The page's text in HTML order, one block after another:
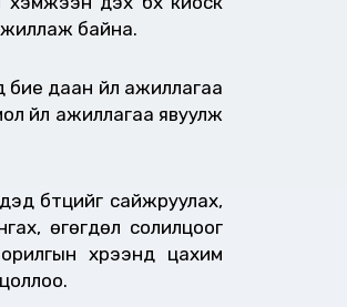
байна.
даан үйл ажиллагаа
үйл ажиллагаа явуулж
бүтцийг сайжруулах,
өгөгдөл солилцоог
хүрээнд цахим